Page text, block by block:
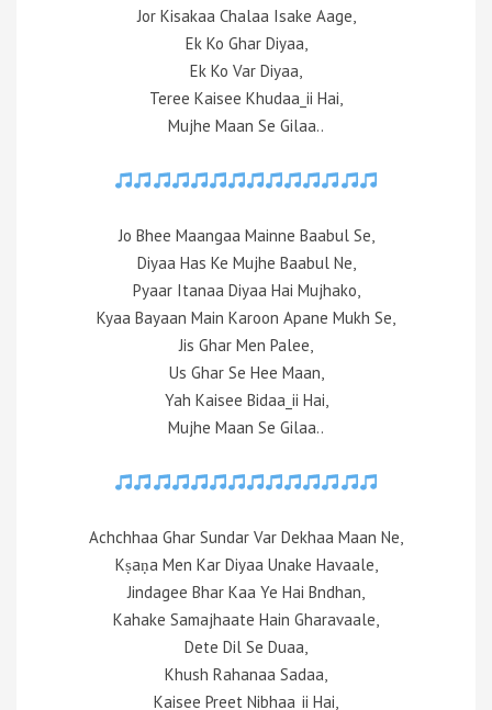
Jor Kisakaa Chalaa Isake Aage,
Ek Ko Ghar Diyaa,
Ek Ko Var Diyaa,
Teree Kaisee Khudaa_ii Hai,
Mujhe Maan Se Gilaa..
Jo Bhee Maangaa Mainne Baabul Se,
Diyaa Has Ke Mujhe Baabul Ne,
Pyaar Itanaa Diyaa Hai Mujhako,
Kyaa Bayaan Main Karoon Apane Mukh Se,
Jis Ghar Men Palee,
Us Ghar Se Hee Maan,
Yah Kaisee Bidaa_ii Hai,
Mujhe Maan Se Gilaa..
Achchhaa Ghar Sundar Var Dekhaa Maan Ne,
Kṣaṇa Men Kar Diyaa Unake Havaale,
Jindagee Bhar Kaa Ye Hai Bndhan,
Kahake Samajhaate Hain Gharavaale,
Dete Dil Se Duaa,
Khush Rahanaa Sadaa,
Kaisee Preet Nibhaa_ii Hai,